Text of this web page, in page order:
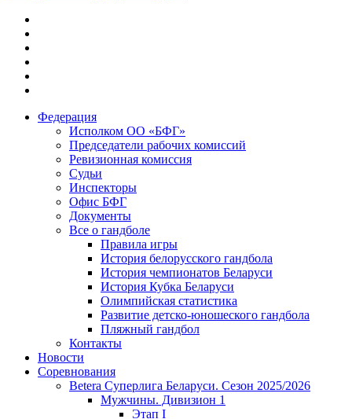
Федерация
Исполком ОО «БФГ»
Председатели рабочих комиссий
Ревизионная комиссия
Судьи
Инспекторы
Офис БФГ
Документы
Все о гандболе
Правила игры
История белорусского гандбола
История чемпионатов Беларуси
История Кубка Беларуси
Олимпийская статистика
Развитие детско-юношеского гандбола
Пляжный гандбол
Контакты
Новости
Соревнования
Betera Суперлига Беларуси. Сезон 2025/2026
Мужчины. Дивизион 1
Этап I